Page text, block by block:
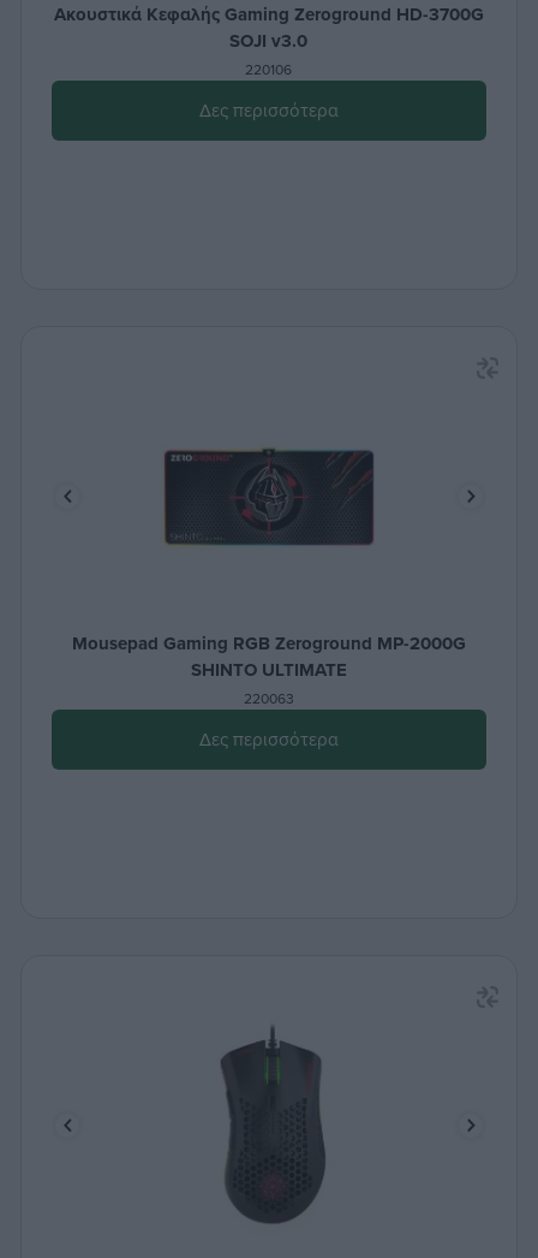
Ακουστικά Κεφαλής Gaming Zeroground HD-3700G
SOJI v3.0
220106
Δες περισσότερα
Mousepad Gaming RGB Zeroground MP-2000G
SHINTO ULTIMATE
220063
Δες περισσότερα